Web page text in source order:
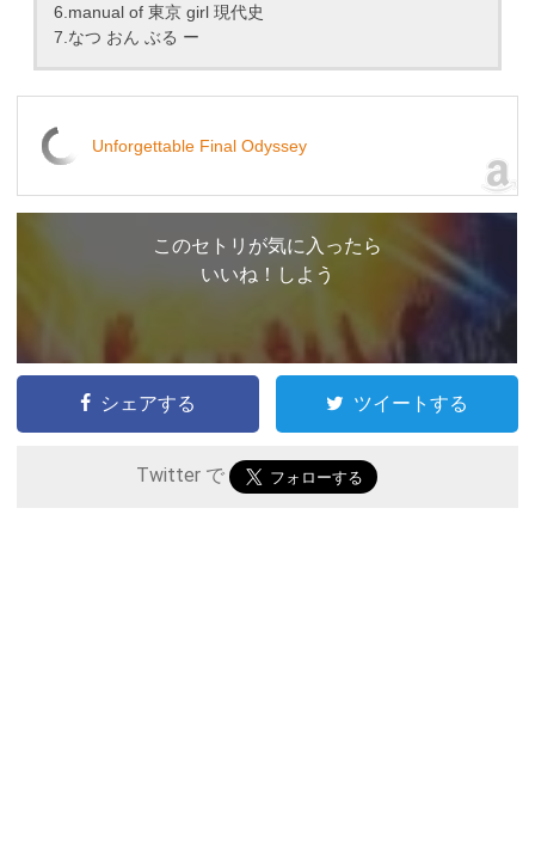
6.manual of 東京 girl 現代史
7.なつ おん ぶる ー
Unforgettable Final Odyssey
このセトリが気に入ったら
いいね！しよう
シェアする ツイートする
Twitter で